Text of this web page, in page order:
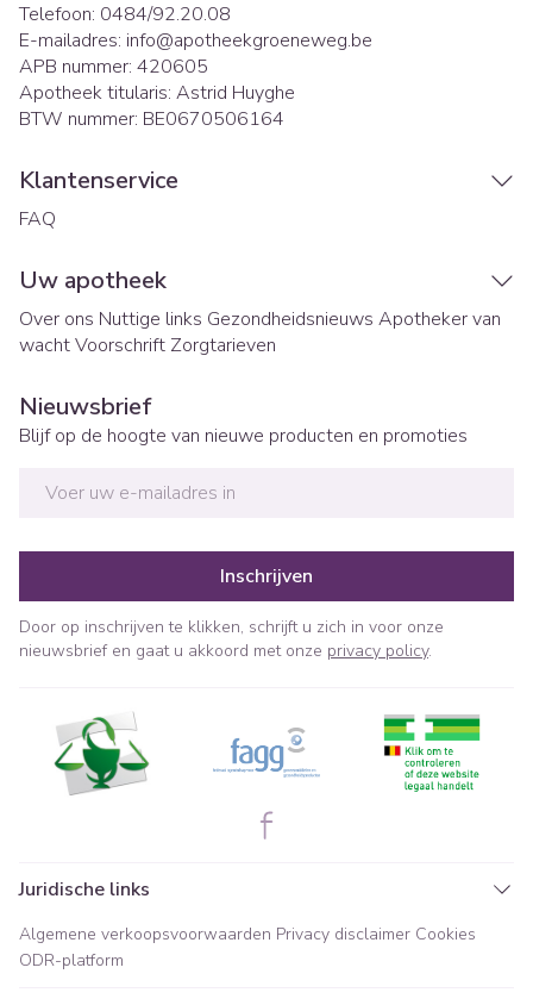
Telefoon: 0484/92.20.08
E-mailadres: info@apotheekgroeneweg.be
APB nummer: 420605
Apotheek titularis: Astrid Huyghe
BTW nummer: BE0670506164
Klantenservice
FAQ
Uw apotheek
Over ons Nuttige links Gezondheidsnieuws Apotheker van
wachtVoorschrift Zorgtarieven
Nieuwsbrief
Blijf op de hoogte van nieuwe producten en promoties
Inschrijven
Door op inschrijven te klikken, schrijft u zich in voor onze
nieuwsbrief en gaat u akkoord met onze privacy policy.
Juridische links
Algemene verkoopsvoorwaarden Privacy disclaimer Cookies
ODR-platform